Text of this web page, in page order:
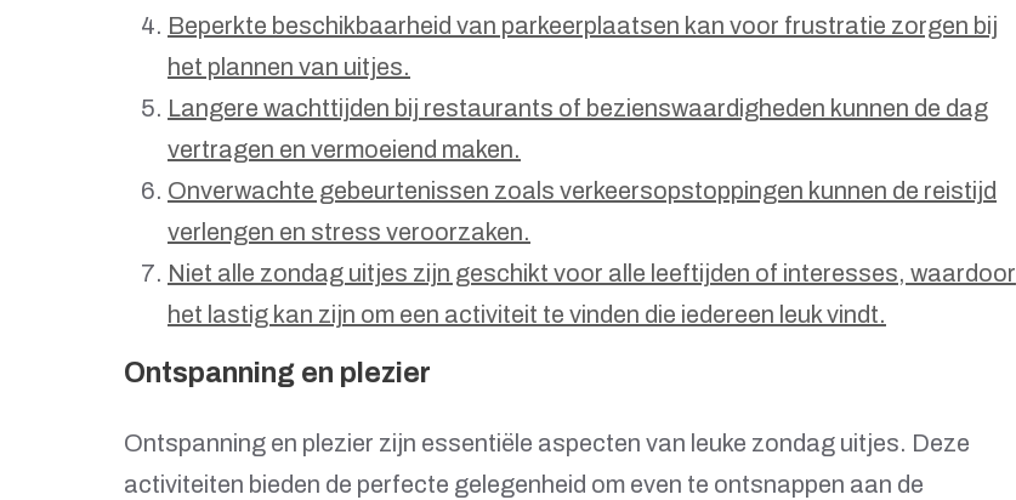
Beperkte beschikbaarheid van parkeerplaatsen kan voor frustratie zorgen bij
het plannen van uitjes.
Langere wachttijden bij restaurants of bezienswaardigheden kunnen de dag
vertragen en vermoeiend maken.
Onverwachte gebeurtenissen zoals verkeersopstoppingen kunnen de reistijd
verlengen en stress veroorzaken.
Niet alle zondag uitjes zijn geschikt voor alle leeftijden of interesses, waardoor
het lastig kan zijn om een activiteit te vinden die iedereen leuk vindt.
Ontspanning en plezier
Ontspanning en plezier zijn essentiële aspecten van leuke zondag uitjes. Deze
activiteiten bieden de perfecte gelegenheid om even te ontsnappen aan de